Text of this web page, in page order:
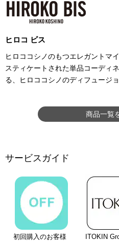
ヒロコ ビス
ヒロココシノのもつエレガントマ
スティケートされた単品コーディ
る、ヒロココシノのディフュージョ
商品一覧
サービスガイド
初回購入のお客様
ITOKIN